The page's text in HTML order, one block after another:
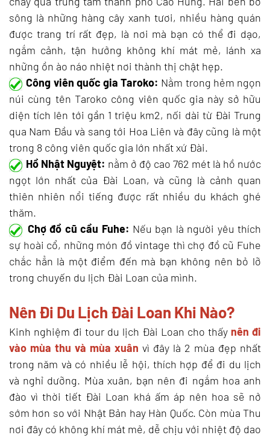
sông là những hàng cây xanh tươi, nhiều hàng quán
được trang trí rất đẹp, là nơi mà bạn có thể đi dạo,
ngắm cảnh, tận hưởng không khí mát mẻ, lánh xa
những ồn ào náo nhiệt nơi thành thị chật hẹp.
Công viên quốc gia Taroko: Nằm trong hẻm ngọn
núi cùng tên Taroko công viên quốc gia này sở hữu
diện tích lên tới gần 1 triệu km2, nối dài từ Đài Trung
qua Nam Đầu và sang tới Hoa Liên và đây cũng là một
trong 8 công viên quốc gia lớn nhất xứ Đài.
Hồ Nhật Nguyệt: nằm ở độ cao 762 mét là hồ nước
ngọt lớn nhất của Đài Loan, và cũng là cảnh quan
thiên nhiên nổi tiếng được rất nhiều du khách ghé
thăm.
Chợ đồ cũ cầu Fuhe: Nếu bạn là người yêu thích
sự hoài cổ, những món đồ vintage thì chợ đồ cũ Fuhe
chắc hẳn là một điểm đến mà bạn không nên bỏ lỡ
trong chuyến du lịch Đài Loan của mình.
Nên Đi Du Lịch Đài Loan Khi Nào?
Kinh nghiệm đi tour du lịch Đài Loan cho thấy nên đi
vào mùa thu và mùa xuân vì đây là 2 mùa đẹp nhất
trong năm và có nhiều lễ hội, thích hợp để đi du lịch
và nghỉ dưỡng. Mùa xuân, bạn nên đi ngắm hoa anh
đào vì thời tiết Đài Loan khá ấm áp nên hoa sẽ nở
sớm hơn so với Nhật Bản hay Hàn Quốc. Còn mùa Thu
nơi đây có không khí mát mẻ, dễ chịu với nhiệt độ dao